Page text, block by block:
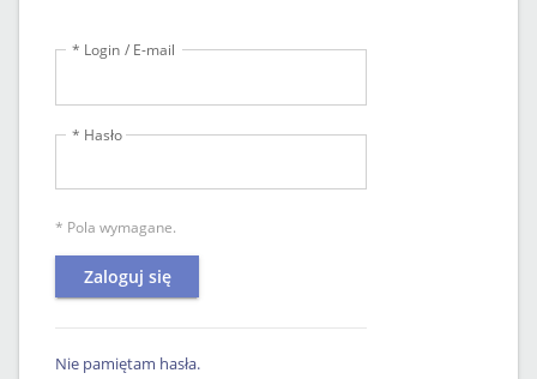
* Login / E-mail
* Hasło
* Pola wymagane.
Zaloguj się
Nie pamiętam hasła.